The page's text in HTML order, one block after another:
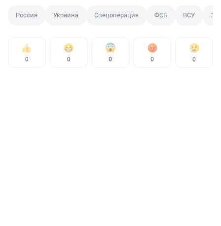
Россия Украина Спецоперация ФСБ ВСУ
0 0 0 0 0